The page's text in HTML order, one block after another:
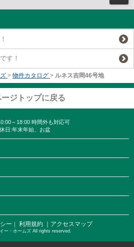
す！
> 物件カタログ > ルネス吉岡46号地
ージトップに戻る
～18:00 時間外も対応可
日:年末年始、お盆
ー 利用規約 ｜アクセスマップ
ー・ホームズ All rights reserved.